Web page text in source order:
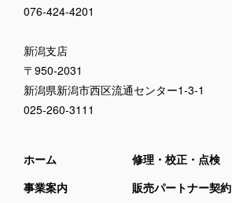
076-424-4201
新潟支店
〒950-2031
新潟県新潟市西区流通センター1-3-1
025-260-3111
ホーム
事業案内
修理・校正・点検
販売パートナー契約